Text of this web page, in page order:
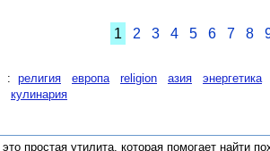
1 2 3 4 5 6 7 8
: религия европа religion азия энергетика
кулинария
это простая утилита, которая помогает найти